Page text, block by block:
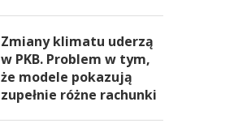
Zmiany klimatu uderzą
w PKB. Problem w tym,
że modele pokazują
zupełnie różne rachunki